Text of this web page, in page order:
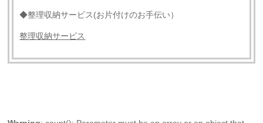
◆整理収納サービス(お片付けのお手伝い）
整理収納サービス